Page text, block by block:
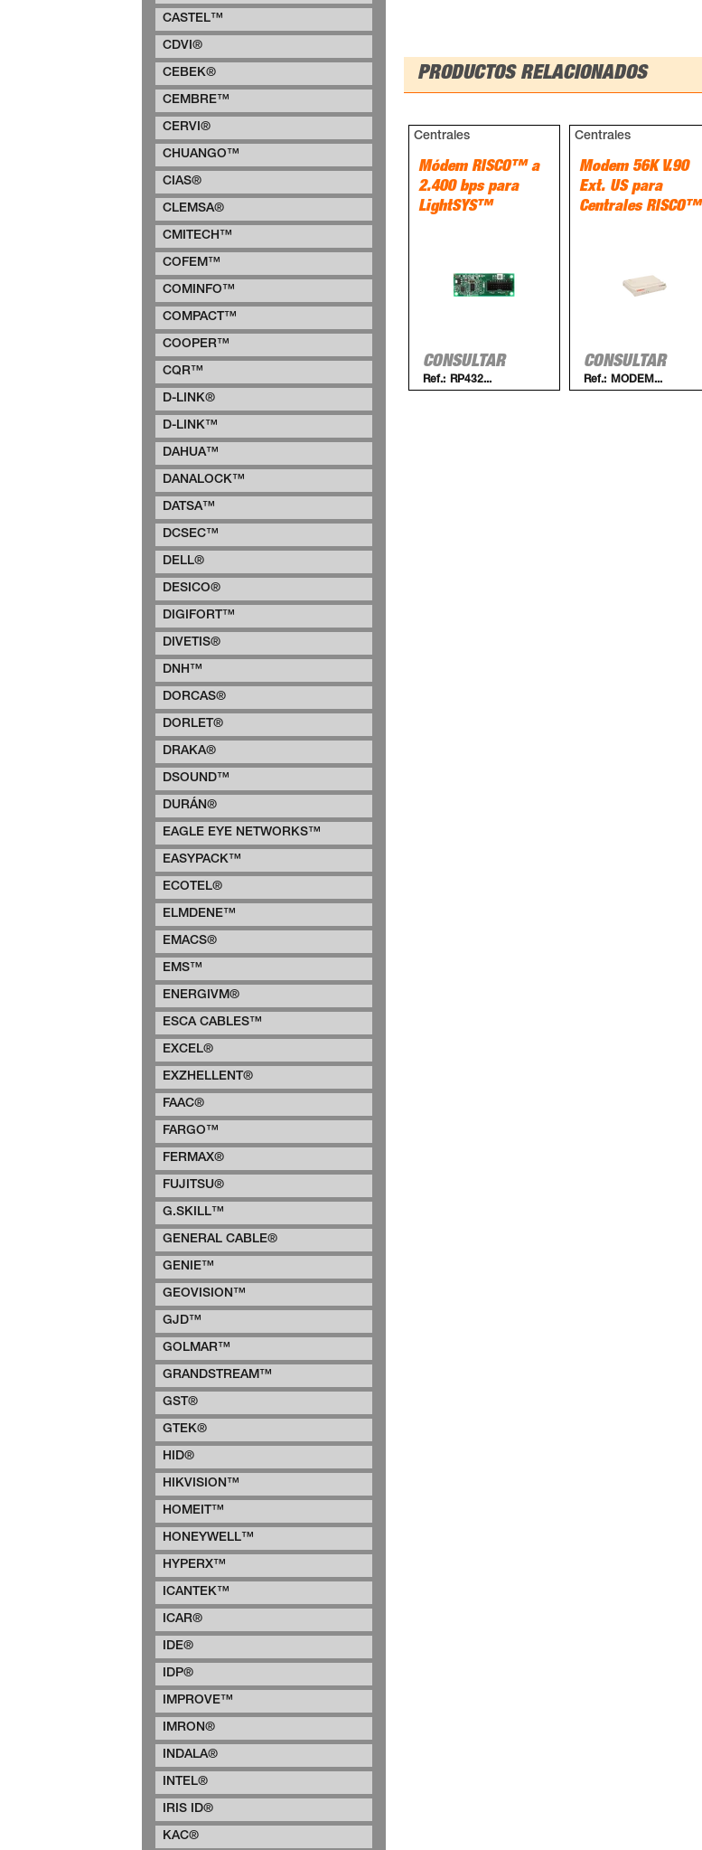
CASTEL™
CDVI®
CEBEK®
CEMBRE™
CERVI®
CHUANGO™
CIAS®
CLEMSA®
CMITECH™
COFEM™
COMINFO™
COMPACT™
COOPER™
CQR™
D-LINK®
D-LINK™
DAHUA™
DANALOCK™
DATSA™
DCSEC™
DELL®
DESICO®
DIGIFORT™
DIVETIS®
DNH™
DORCAS®
DORLET®
DRAKA®
DSOUND™
DURÁN®
EAGLE EYE NETWORKS™
EASYPACK™
ECOTEL®
ELMDENE™
EMACS®
EMS™
ENERGIVM®
ESCA CABLES™
EXCEL®
EXZHELLENT®
FAAC®
FARGO™
FERMAX®
FUJITSU®
G.SKILL™
GENERAL CABLE®
GENIE™
GEOVISION™
GJD™
GOLMAR™
GRANDSTREAM™
GST®
GTEK®
HID®
HIKVISION™
HOMEIT™
HONEYWELL™
HYPERX™
ICANTEK™
ICAR®
IDE®
IDP®
IMPROVE™
IMRON®
INDALA®
INTEL®
IRIS ID®
KAC®
PRODUCTOS RELACIONADOS
Centrales
Módem RISCO™ a
2.400 bps para
LightSYS™
CONSULTAR
Ref.: RP432...
Centrales
Modem 56K V.90
Ext. US para
Centrales RISCO™
CONSULTAR
Ref.: MODEM...